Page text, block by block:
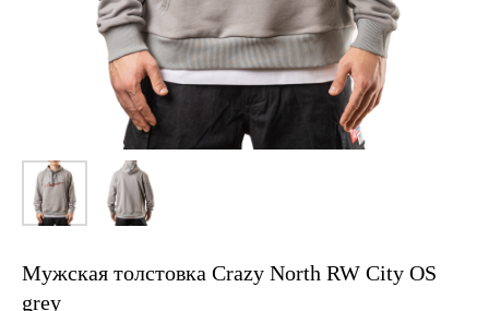
Мужская толстовка Crazy North RW City OS
grey